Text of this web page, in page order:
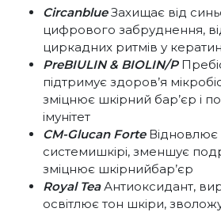
CircanblueЗахищає від
цифрового забруднення,
циркадних ритмів у
PreBIULIN & BIOLIN/P
підтримує здоров’я
зміцнює шкірний бар’єр і
імунітет
CM-Glucan ForteВідновлює
системишкірі, зменшує
зміцнює шкірнийбар’єр
Royal TeaАнтиоксидант,
освітлює тон шкіри,